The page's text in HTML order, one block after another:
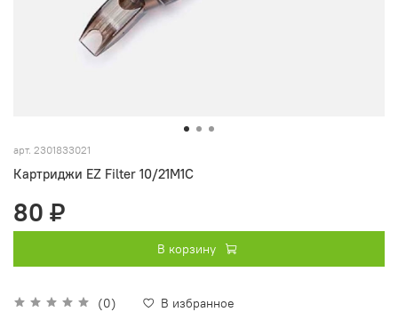
арт. 2301833021
Картриджи EZ Filter 10/21M1C
(0) В избранное
80 ₽
В корзину